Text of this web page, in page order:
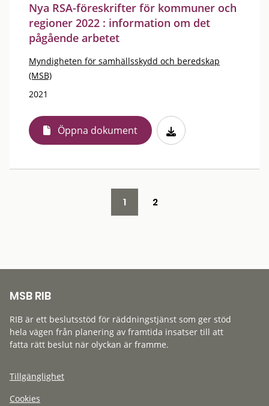
Nya RSA-föreskrifter för kommuner och
regioner 2022 : information om det
pågående arbetet
Myndigheten för samhällsskydd och beredskap
(MSB)
2021
Öppna dokument
1 2
MSB RIB
RIB är ett beslutsstöd för räddningstjänst som ger stöd
hela vägen från planering av framtida insatser till att
fatta rätt beslut när olyckan är framme.
Tillgänglighet
Cookies